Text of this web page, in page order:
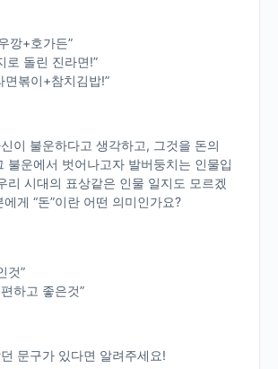
깡+호가든”
로 돌린 진라면!”
면볶이+참치김밥!”
이 불운하다고 생각하고, 그것을 돈의
불운에서 벗어나고자 발버둥치는 인물입
리 시대의 표상같은 인물 일지도 모르겠
게 “돈”이란 어떤 의미인가요?
것”
하고 좋은것”
문구가 있다면 알려주세요!